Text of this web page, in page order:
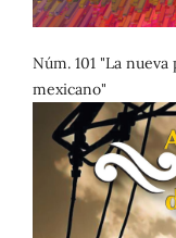
Núm. 101 "La
mexicano"